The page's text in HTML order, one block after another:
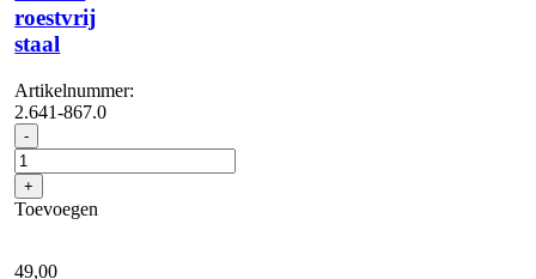
roestvrij
staal
Artikelnummer:
2.641-867.0
- Draaibare
houder
roestvrij
staal
aantal
+
Toevoegen
49,00